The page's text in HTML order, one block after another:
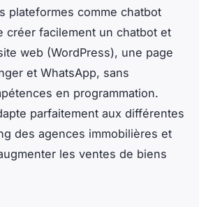
plateformes comme chatbot
créer facilement un chatbot et
web (WordPress), une page
et WhatsApp, sans
en programmation.
parfaitement aux différentes
des agences immobilières et
les ventes de biens